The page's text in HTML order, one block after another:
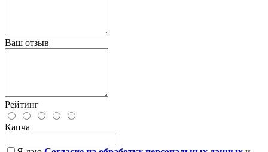
Ваш отзыв
Рейтинг
Капча